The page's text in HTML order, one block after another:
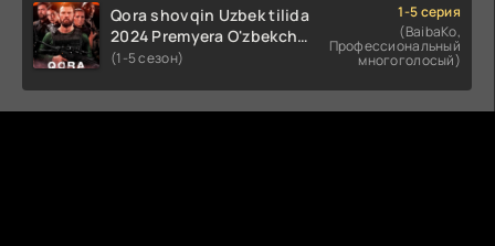
Qora shovqin Uzbek tilida
2024 Premyera O'zbekcha
tarjima kino HD skachat
(1-5 сезон)
1-5 серия
(BaibaKo,
Профессиональный
многоголосый)